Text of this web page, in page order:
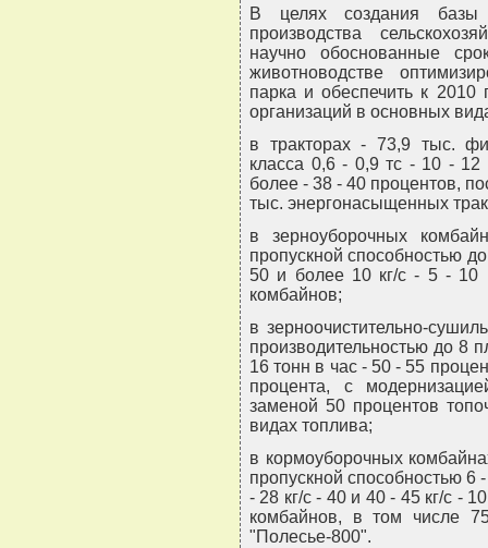
В целях создания базы
производства
научно обоснованные
животноводстве
парка и обеспечить к 2010
организаций в основных
в тракторах - 73,9 тыс.
класса 0,6 - 0,9 тс - 10 - 12
более - 38 - 40 процентов,
тыс. энергонасыщенных
в зерноуборочных
пропускной способностью
50 и более 10 кг/с - 5 - 10
комбайнов;
в зерноочистительно-
производительностью до 8
16 тонн в час - 50 - 55
процента, с
заменой 50 процентов
видах топлива;
в кормоуборочных
пропускной способностью 6
- 28 кг/с - 40 и 40 - 45 кг/с -
комбайнов, в том числе
"Полесье-800".